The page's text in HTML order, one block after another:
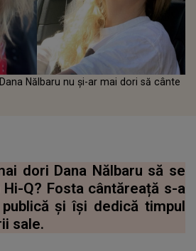
Nălbaru nu și-ar mai dori să cânte
dori Dana Nălbaru să se
Q? Fosta cântăreață s-a
și își dedică timpul
sale.